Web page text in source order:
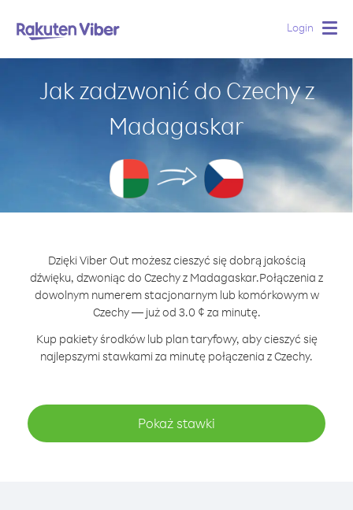
Login
Jak zadzwonić do Czechy z
Madagaskar
Dzięki Viber Out możesz cieszyć się dobrą jakością
dźwięku, dzwoniąc do Czechy z Madagaskar.Połączenia z
dowolnym numerem stacjonarnym lub komórkowym w
Czechy — już od 3.0 ¢ za minutę.
Kup pakiety środków lub plan taryfowy, aby cieszyć się
najlepszymi stawkami za minutę połączenia z Czechy.
Pokaż stawki